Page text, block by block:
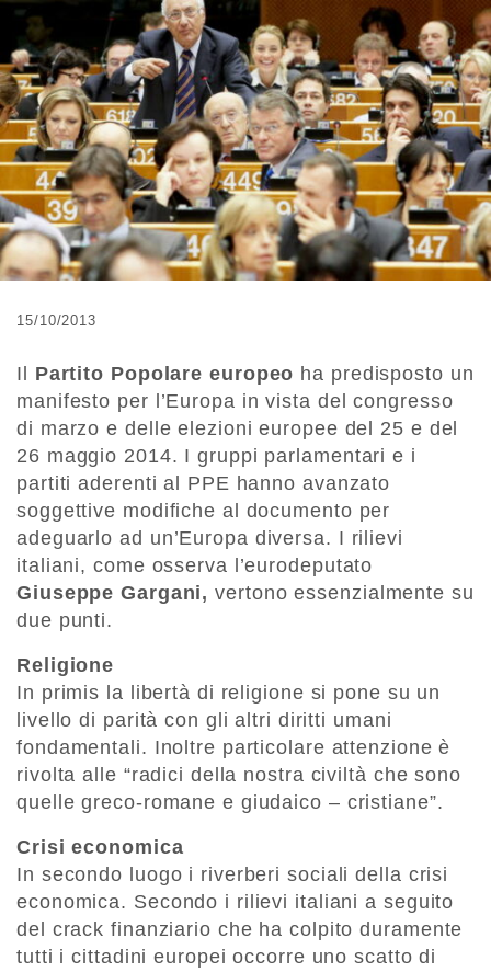
15/10/2013
Il Partito Popolare europeo ha predisposto un
manifesto per l’Europa in vista del congresso
di marzo e delle elezioni europee del 25 e del
26 maggio 2014. I gruppi parlamentari e i
partiti aderenti al PPE hanno avanzato
soggettive modifiche al documento per
adeguarlo ad un’Europa diversa. I rilievi
italiani, come osserva l’eurodeputato
Giuseppe Gargani, vertono essenzialmente su
due punti.
Religione
In primis la libertà di religione si pone su un
livello di parità con gli altri diritti umani
fondamentali. Inoltre particolare attenzione è
rivolta alle “radici della nostra civiltà che sono
quelle greco-romane e giudaico – cristiane”.
Crisi economica
In secondo luogo i riverberi sociali della crisi
economica. Secondo i rilievi italiani a seguito
del crack finanziario che ha colpito duramente
tutti i cittadini europei occorre uno scatto di